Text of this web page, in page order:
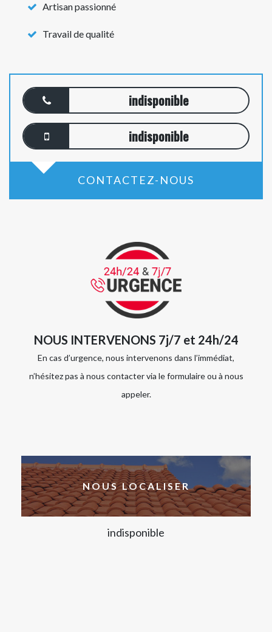
Artisan passionné
Travail de qualité
indisponible
indisponible
CONTACTEZ-NOUS
NOUS INTERVENONS 7j/7 et 24h/24
En cas d’urgence, nous intervenons dans l’immédiat,
n’hésitez pas à nous contacter via le formulaire ou à nous
appeler.
NOUS LOCALISER
indisponible